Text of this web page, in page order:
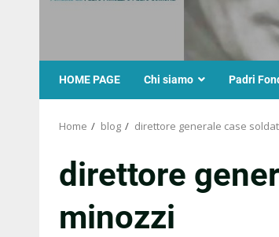
HOME PAGE Chi siamo Padri
Home blog direttore generale case
direttore
minozzi